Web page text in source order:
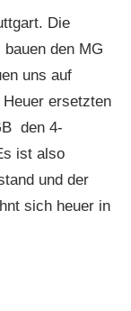
Die
den MG
uns auf
ersetzten
den 4-
ist also
und der
sich heuer in